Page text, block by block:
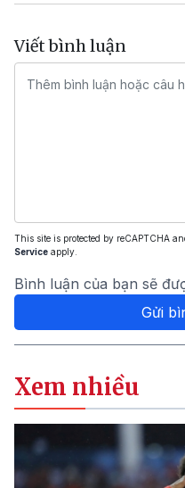
Viết bình luận
This site is protected by reCAPTCHA
Service apply.
Bình luận của bạn sẽ
Gửi
Xem nhiều